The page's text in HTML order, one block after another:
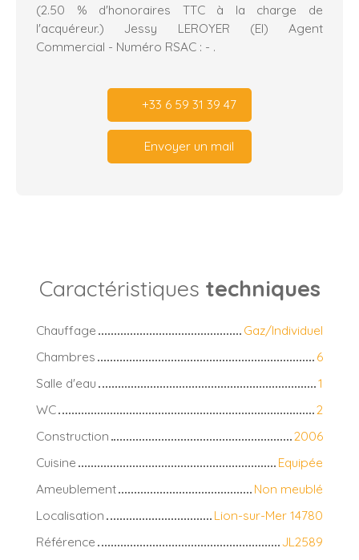
(2.50 % d'honoraires TTC à la charge de
l'acquéreur.) Jessy LEROYER (EI) Agent
Commercial - Numéro RSAC : - .
+33 6 59 31 39 47
Envoyer un mail
Caractéristiques techniques
Chauffage
Gaz/Individuel
Chambres
6
Salle d'eau
1
WC
2
Construction
2006
Cuisine
Equipée
Ameublement
Non meublé
Localisation
Lion-sur-Mer 14780
Référence
JL2589